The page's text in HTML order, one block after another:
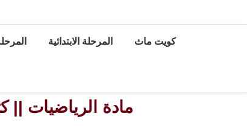
كويت ماث المرحلة الابتدائية
مادة الرياضيات ||